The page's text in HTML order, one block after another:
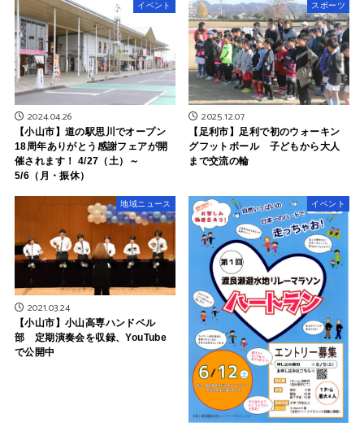
イベント
2024.04.26
【小山市】道の駅思川でオープン
18周年ありがとう感謝フェアが開
催されます！ 4/27（土）～
5/6（月・振休）
スポーツ
2025.12.07
【足利市】足利で初のウォーキン
グフットボール 子どもから大人
まで交流の輪
地域ニュース
2021.03.24
【小山市】小山高専ハンドベル
部 定期演奏会を収録、YouTube
で公開中
イベント